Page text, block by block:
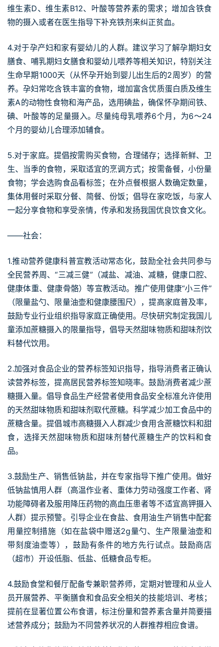
维生素D、维生素B12、叶酸等营养素的需求；增加含铁食
物的摄入或者在医生指导下补充铁剂来纠正贫血。
4.对于孕产妇和家有婴幼儿的人群。建议学习了解孕期妇女
膳食、哺乳期妇女膳食和婴幼儿喂养等相关知识，特别关注
生命早期1000天（从怀孕开始到婴儿出生后的2周岁）的营
养。孕妇常吃含铁丰富的食物，增加富含优质蛋白质及维生
素A的动物性食物和海产品，选用碘盐，确保怀孕期间铁、
碘、叶酸等的足量摄入。尽量纯母乳喂养6个月，为6～24
个月的婴幼儿合理添加辅食。
5.对于家庭。提倡按需购买食物，合理储存；选择新鲜、卫
生、当季的食物，采取适宜的烹调方式；按需备餐，小份量
食物；学会选购食品看标签；在外点餐根据人数确定数量，
集体用餐时采取分餐、简餐、份饭；倡导在家吃饭，与家人
一起分享食物和享受亲情，传承和发扬我国优良饮食文化。
——社会：
1.推动营养健康科普宣教活动常态化，鼓励全社会共同参与
全民营养周、“三减三健”（减盐、减油、减糖，健康口腔、
健康体重、健康骨骼）等宣教活动。推广使用健康“小三件”
（限量盐勺、限量油壶和健康腰围尺），提高家庭普及率，
鼓励专业行业组织指导家庭正确使用。尽快研究制定我国儿
童添加蔗糖摄入的限量指导，倡导天然甜味物质和甜味剂饮
料替代饮用。
2.加强对食品企业的营养标签知识指导，指导消费者正确认
读营养标签，提高居民营养标签知晓率。鼓励消费者减少蔗
糖摄入量。倡导食品生产经营者使用食品安全标准允许使用
的天然甜味物质和甜味剂取代蔗糖。科学减少加工食品中的
蔗糖含量。提倡城市高糖摄入人群减少食用含蔗糖饮料和甜
食，选择天然甜味物质和甜味剂替代蔗糖生产的饮料和食
品。
3.鼓励生产、销售低钠盐，并在专家指导下推广使用。做好
低钠盐慎用人群（高温作业者、重体力劳动强度工作者、肾
功能障碍者及服用降压药物的高血压患者等不适宜高钾摄入
人群）提示预警。引导企业在食盐、食用油生产销售中配套
用量控制措施（如在盐袋中赠送2g量勺、生产限量油壶和
带刻度油壶等），鼓励有条件的地方先行试点。鼓励商店
（超市）开设低脂、低盐、低糖食品专柜。
4.鼓励食堂和餐厅配备专兼职营养师，定期对管理和从业人
员开展营养、平衡膳食和食品安全相关的技能培训、考核；
提前在显著位置公布食谱，标注份量和营养素含量并简要描
述营养成分；鼓励为不同营养状况的人群推荐相应食谱。